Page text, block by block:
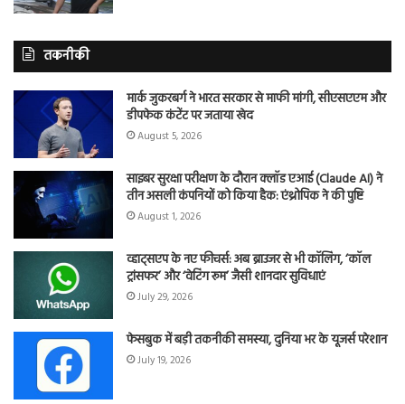
तकनीकी
मार्क जुकरबर्ग ने भारत सरकार से माफी मांगी, सीएसएएम और
डीपफेक कंटेंट पर जताया खेद
August 5, 2026
साइबर सुरक्षा परीक्षण के दौरान क्लॉड एआई (Claude AI) ने
तीन असली कंपनियों को किया हैक: एंथ्रोपिक ने की पुष्टि
August 1, 2026
व्हाट्सएप के नए फीचर्स: अब ब्राउजर से भी कॉलिंग, ‘कॉल
ट्रांसफर’ और ‘वेटिंग रूम’ जैसी शानदार सुविधाएं
July 29, 2026
फेसबुक में बड़ी तकनीकी समस्या, दुनिया भर के यूजर्स परेशान
July 19, 2026